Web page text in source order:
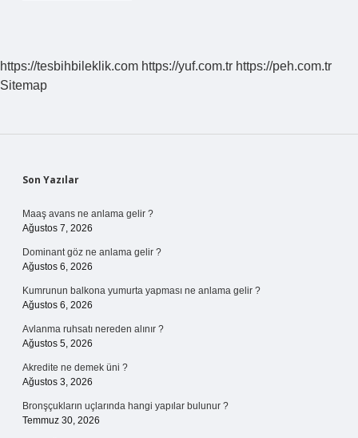
https://tesbihbileklik.com https://yuf.com.tr https://peh.com.tr
Sitemap
Sidebar
Son Yazılar
Maaş avans ne anlama gelir ?
Ağustos 7, 2026
Dominant göz ne anlama gelir ?
Ağustos 6, 2026
Kumrunun balkona yumurta yapması ne anlama gelir ?
Ağustos 6, 2026
Avlanma ruhsatı nereden alınır ?
Ağustos 5, 2026
Akredite ne demek üni ?
Ağustos 3, 2026
Bronşçukların uçlarında hangi yapılar bulunur ?
Temmuz 30, 2026